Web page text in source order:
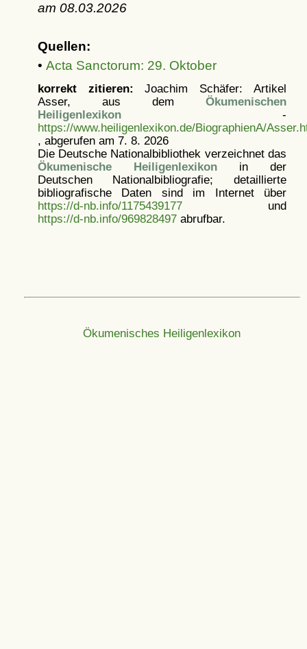
am 08.03.2026
Quellen:
• Acta Sanctorum: 29. Oktober
korrekt zitieren: Joachim Schäfer: Artikel
Asser, aus dem Ökumenischen
Heiligenlexikon-
https://www.heiligenlexikon.de/BiographienA/
, abgerufen am 7. 8. 2026
Die Deutsche Nationalbibliothek verzeichnet das
Ökumenische Heiligenlexikonin der
Deutschen Nationalbibliografie; detaillierte
bibliografische Daten sind im Internet über
https://d-nb.info/1175439177und
https://d-nb.info/969828497abrufbar.
Ökumenisches Heiligenlexikon